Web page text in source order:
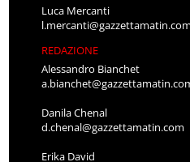
Luca Mercanti
l.mercanti@gazzettamatin.com
REDAZIONE
Alessandro Bianchet
Danila Chenal
d.chenal@gazzettamatin.com
Erika David